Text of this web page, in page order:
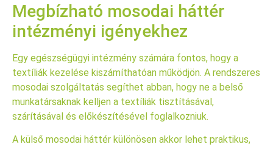
Megbízható mosodai háttér
intézményi igényekhez
Egy egészségügyi intézmény számára fontos, hogy a
textíliák kezelése kiszámíthatóan működjön. A rendszeres
mosodai szolgáltatás segíthet abban, hogy ne a belső
munkatársaknak kelljen a textíliák tisztításával,
szárításával és előkészítésével foglalkozniuk.
A külső mosodai háttér különösen akkor lehet praktikus,